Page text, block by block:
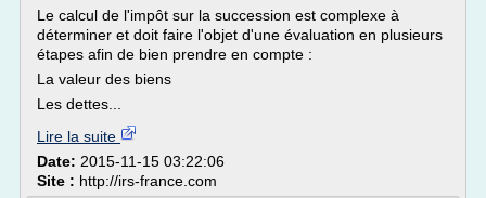
Le calcul de l'impôt sur la succession est complexe à
déterminer et doit faire l'objet d'une évaluation en plusieurs
étapes afin de bien prendre en compte :
La valeur des biens
Les dettes...
Lire la suite
Date: 2015-11-15 03:22:06
Site : http://irs-france.com